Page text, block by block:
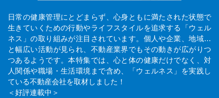
日常の健康管理にとどまらず、心身ともに満たされた状態で
生きていくための行動やライフスタイルを追求する「ウェル
ネス」の取り組みが注目されています。個人や企業、地域…
と幅広い活動が見られ、不動産業界でもその動きが広がりつ
つあるようです。本特集では、心と体の健康だけでなく、対
人関係や職場・生活環境まで含め、「ウェルネス」を実践し
ている不動産会社を取材しました！
＜好評連載中＞